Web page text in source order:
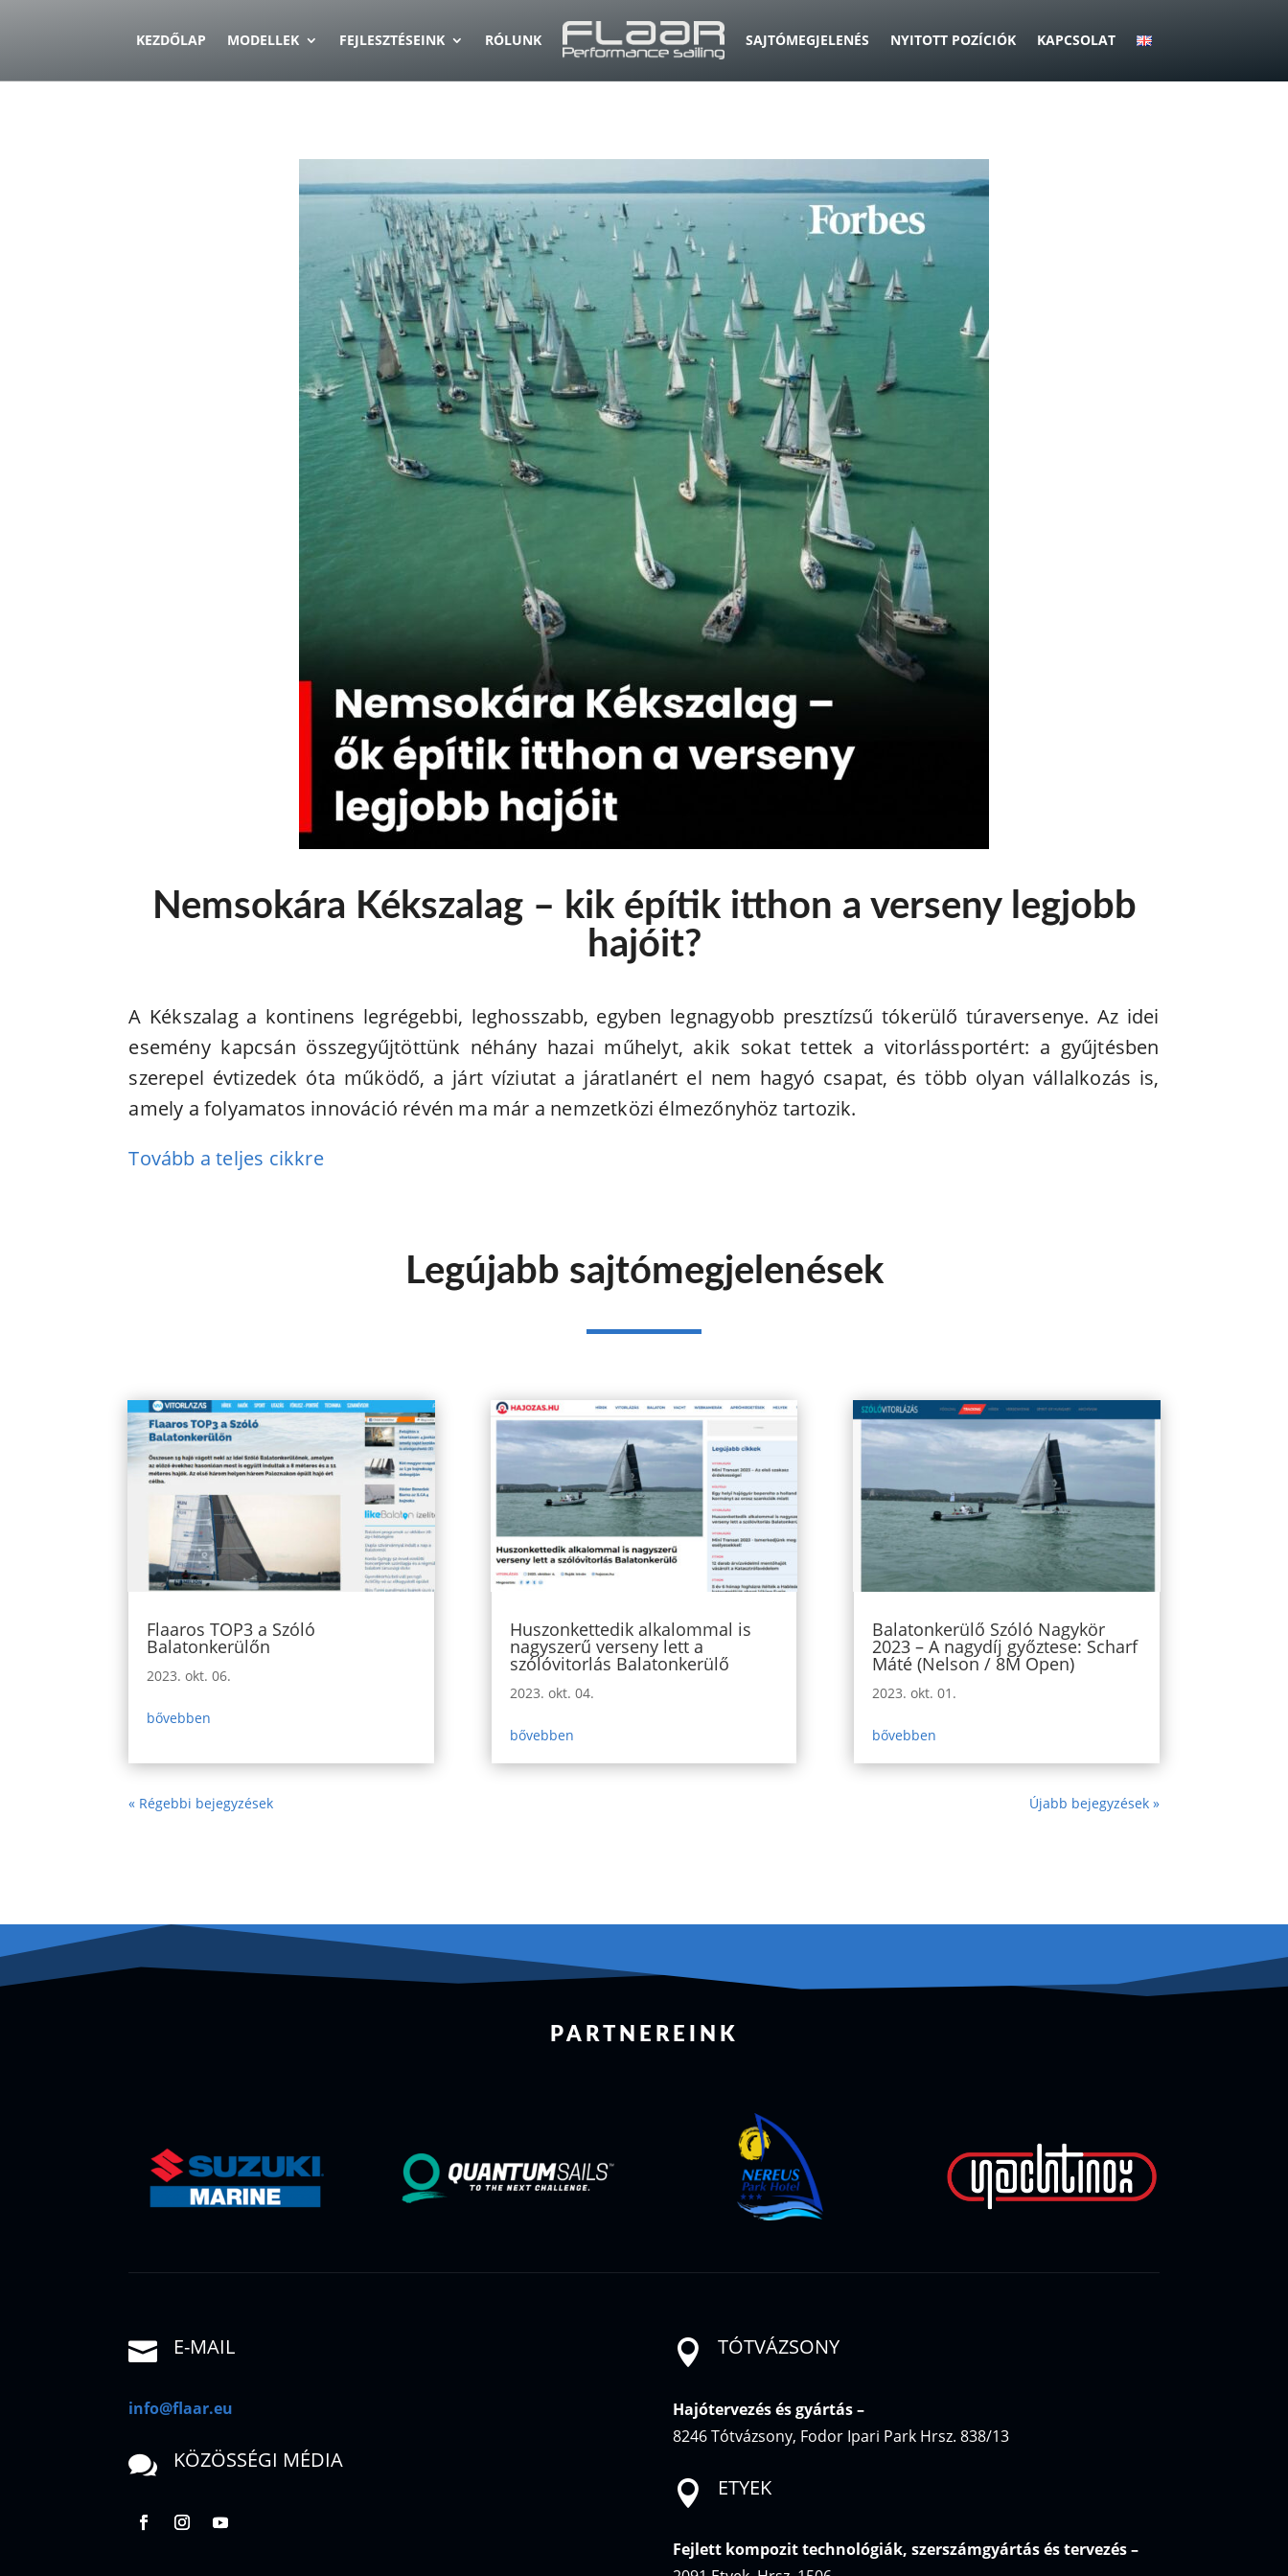
KEZDŐLAP MODELLEK FEJLESZTÉSEINK RÓLUNK SAJTÓMEGJELENÉS NYITOTT POZÍCIÓK KAPCSOLAT
Nemsokára Kékszalag – kik építik itthon a verseny legjobb
hajóit?
A Kékszalag a kontinens legrégebbi, leghosszabb, egyben legnagyobb presztízsű tókerülő túraversenye. Az idei
esemény kapcsán összegyűjtöttünk néhány hazai műhelyt, akik sokat tettek a vitorlássportért: a gyűjtésben
szerepel évtizedek óta működő, a járt víziutat a járatlanért el nem hagyó csapat, és több olyan vállalkozás is,
amely a folyamatos innováció révén ma már a nemzetközi élmezőnyhöz tartozik.
Tovább a teljes cikkre
Legújabb sajtómegjelenések
Flaaros TOP3 a Szóló
Balatonkerülőn
2023. okt. 06.
bővebben
Huszonkettedik alkalommal is
nagyszerű verseny lett a
szólóvitorlás Balatonkerülő
2023. okt. 04.
bővebben
Balatonkerülő Szóló Nagykör
2023 – A nagydíj győztese: Scharf
Máté (Nelson / 8M Open)
2023. okt. 01.
bővebben
« Régebbi bejegyzések Újabb bejegyzések »
PARTNEREINK
 E-MAIL
info@flaar.eu
 KÖZÖSSÉGI MÉDIA
 TÓTVÁZSONY
Hajótervezés és gyártás –
8246 Tótvázsony, Fodor Ipari Park Hrsz. 838/13
 ETYEK
Fejlett kompozit technológiák, szerszámgyártás és tervezés –